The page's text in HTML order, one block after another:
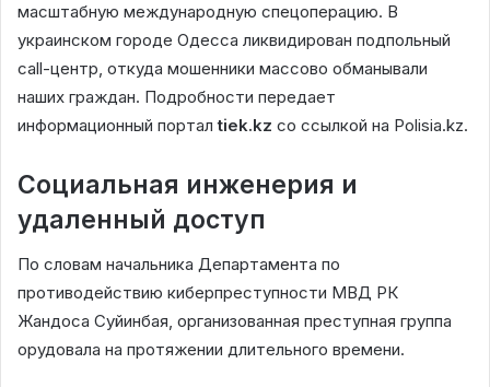
масштабную международную спецоперацию. В
украинском городе Одесса ликвидирован подпольный
call-центр, откуда мошенники массово обманывали
наших граждан. Подробности передает
информационный порталtiek.kz со ссылкой на Polisia.kz.
Социальная инженерия и
удаленный доступ
По словам начальника Департамента по
противодействию киберпреступности МВД РК
Жандоса Суйинбая, организованная преступная группа
орудовала на протяжении длительного времени.